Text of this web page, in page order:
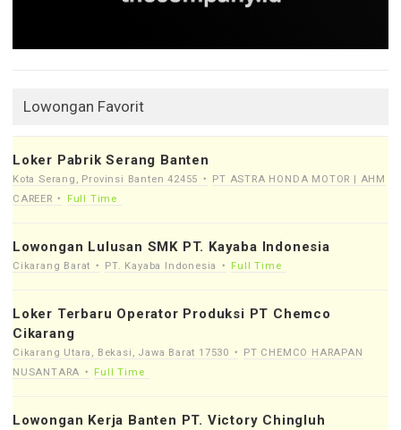
Lowongan Favorit
Loker Pabrik Serang Banten
Kota Serang, Provinsi Banten 42455
PT ASTRA HONDA MOTOR | AHM
CAREER
Full Time
Lowongan Lulusan SMK PT. Kayaba Indonesia
Cikarang Barat PT. Kayaba Indonesia Full Time
Loker Terbaru Operator Produksi PT Chemco
Cikarang
Cikarang Utara, Bekasi, Jawa Barat 17530
PT CHEMCO HARAPAN
NUSANTARA
Full Time
Lowongan Kerja Banten PT. Victory Chingluh